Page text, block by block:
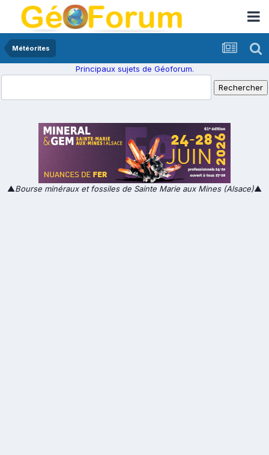
Météorites
Principaux sujets de Géoforum.
▲Bourse minéraux et fossiles de Sainte Marie aux Mines (Alsace)▲